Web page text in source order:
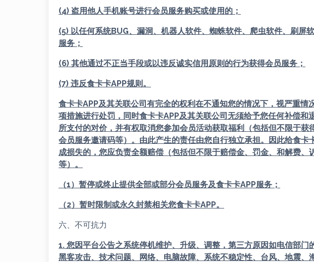
(4) 盗用他人手机账号进行会员服务购买或使用的；
(5) 以任何系统BUG、漏洞、机器人软件、蜘蛛软件、爬虫软件、刷屏
服务；
(6) 其他通过不正当手段或以违反诚实信用原则的行为获得会员服务；
(7) 违反食卡卡APP规则。
食卡卡APP及其关联公司有完全的权利在不通知您的情况下，视严重情
项措施进行处罚，同时食卡卡APP及其关联公司无须给予您任何补偿和
所支付的对价，并有权取消您参加会员活动获取福利（包括但不限于获
会员服务邀请码等）。由此产生的责任由您自行独立承担。因此给食卡
成损失的，您应负责全额赔偿（包括但不限于赔偿金、罚金、和解费、
等）。
（1）暂停或终止提供全部或部分会员服务及食卡卡APP服务；
（2）暂时限制或永久封禁相关您食卡卡APP。
六、不可抗力
1. 您因平台公告之系统停机维护、升级、调整，第三方原因如电信部门
黑客攻击、技术问题、网络、电脑故障、系统不稳定性、台风、地震、